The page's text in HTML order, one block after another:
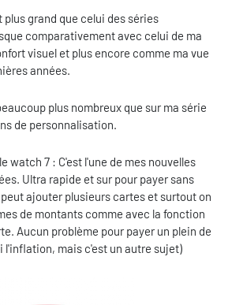
grand que celui des séries
comparativement avec celui de ma
visuel et plus encore comme ma vue
années.
plus nombreux que sur ma série
de personnalisation.
watch 7 : C'est l'une de mes nouvelles
Ultra rapide et sur pour payer sans
ajouter plusieurs cartes et surtout on
de montants comme avec la fonction
Aucun problème pour payer un plein de
l'inflation, mais c'est un autre sujet)